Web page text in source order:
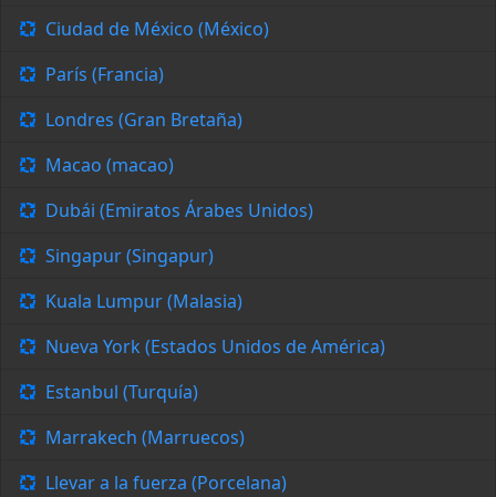
Ciudad de México (México)
París (Francia)
Londres (Gran Bretaña)
Macao (macao)
Dubái (Emiratos Árabes Unidos)
Singapur (Singapur)
Kuala Lumpur (Malasia)
Nueva York (Estados Unidos de América)
Estanbul (Turquía)
Marrakech (Marruecos)
Llevar a la fuerza (Porcelana)